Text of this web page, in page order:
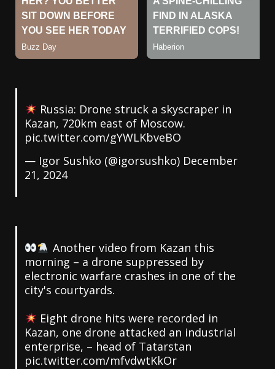
Russia: Drone struck a skyscraper in
Kazan, 720km east of Moscow.
pic.twitter.com/gYWLKbveBO
— Igor Sushko (@igorsushko) December
21, 2024
Another video from Kazan this
morning – a drone suppressed by
electronic warfare crashes in one of the
city's courtyards.
Eight drone hits were recorded in
Kazan, one drone attacked an industrial
enterprise, – head of Tatarstan
pic.twitter.com/mfvdwtKkOr